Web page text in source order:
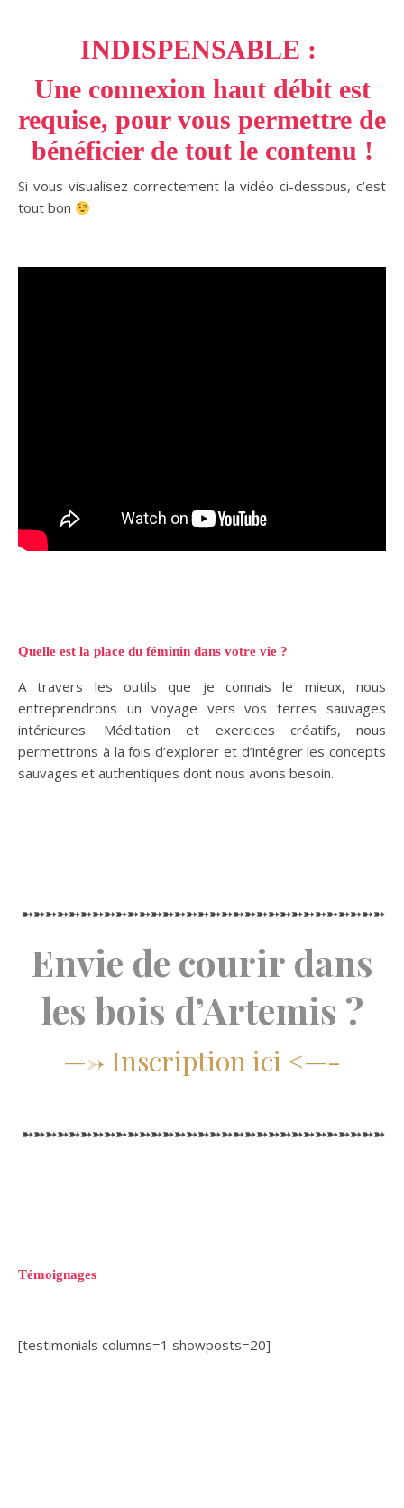
INDISPENSABLE :
Une connexion haut débit est
requise, pour vous permettre de
bénéficier de tout le contenu !
Si vous visualisez correctement la vidéo ci-dessous, c’est
tout bon
Quelle est la place du féminin dans votre vie ?
A travers les outils que je connais le mieux, nous
entreprendrons un voyage vers vos terres sauvages
intérieures. Méditation et exercices créatifs, nous
permettrons à la fois d’explorer et d’intégrer les concepts
sauvages et authentiques dont nous avons besoin.
Envie de courir dans
les bois d’Artemis ?
—-> Inscription ici <—-
Témoignages
[testimonials columns=1 showposts=20]